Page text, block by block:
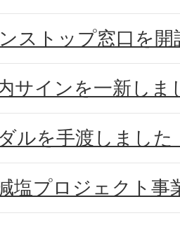
ストップ窓口を
サインを一新しま
ルを手渡しました
塩プロジェクト